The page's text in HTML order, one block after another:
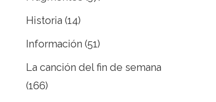
Historia (14)
Información (51)
La canción del fin de semana
(166)